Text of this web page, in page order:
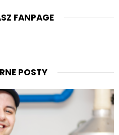
FANPAGE
POSTY